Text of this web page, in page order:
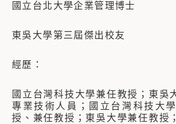
國立台北大學企業管理博士
東吳大學第三屆傑出校友
經歷：
國立台灣科技大學兼任教授；東吳
專業技術人員；國立台灣科技大
授、兼任教授；東吳大學兼任教授